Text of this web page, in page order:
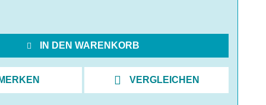
IN DEN WARENKORB
MERKEN VERGLEICHEN